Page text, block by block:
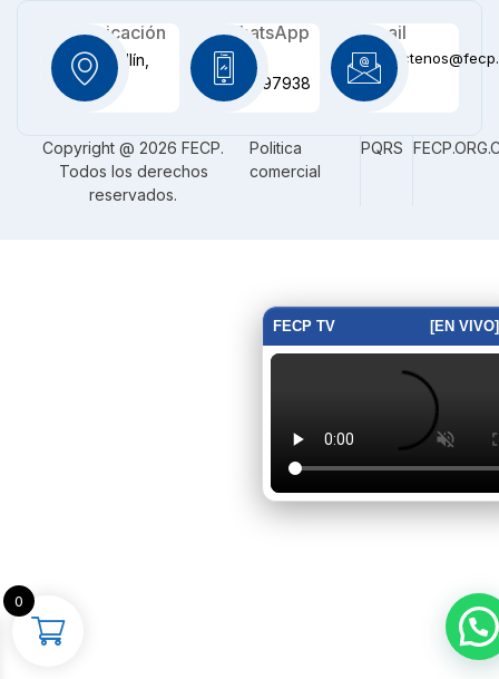
FECP TV [EN VIVO]
Ubicación
Medellín,
CO
WhatsApp
+57
3116097938
Email
Copyright @ 2026 FECP.
Todos los derechos
reservados.
Politica
comercial
PQRS
0